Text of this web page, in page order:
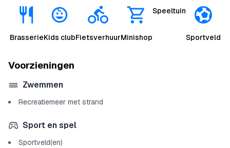
BrasserieKids clubFietsverhuurMinishop
Speeltuin
Sportveld
Voorzieningen
Zwemmen
Recreatiemeer met strand
Sport en spel
Sportveld(en)